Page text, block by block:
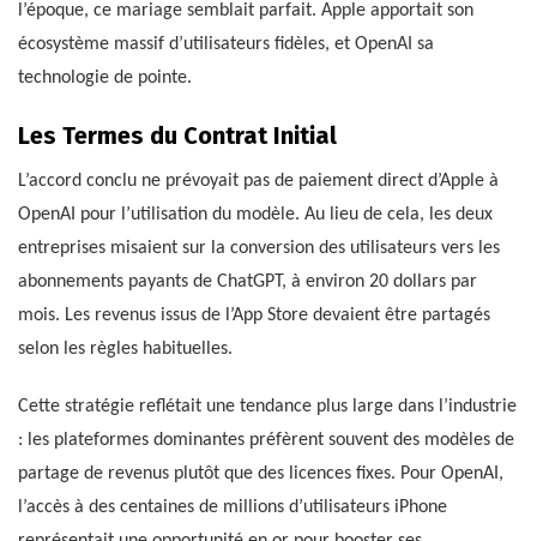
l’époque, ce mariage semblait parfait. Apple apportait son
écosystème massif d’utilisateurs fidèles, et OpenAI sa
technologie de pointe.
Les Termes du Contrat Initial
L’accord conclu ne prévoyait pas de paiement direct d’Apple à
OpenAI pour l’utilisation du modèle. Au lieu de cela, les deux
entreprises misaient sur la conversion des utilisateurs vers les
abonnements payants de ChatGPT, à environ 20 dollars par
mois. Les revenus issus de l’App Store devaient être partagés
selon les règles habituelles.
Cette stratégie reflétait une tendance plus large dans l’industrie
: les plateformes dominantes préfèrent souvent des modèles de
partage de revenus plutôt que des licences fixes. Pour OpenAI,
l’accès à des centaines de millions d’utilisateurs iPhone